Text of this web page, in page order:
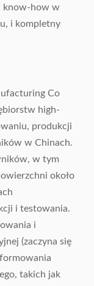
know-how w
i kompletny
Co
high-
produkcji
w Chinach.
w tym
około
i testowania.
i
(zaczyna się
takich jak